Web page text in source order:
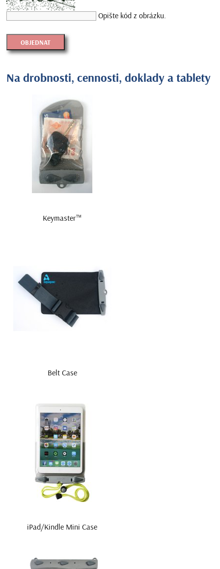
Opište kód z obrázku.
Na drobnosti, cennosti, doklady a tablety
Keymaster™
Belt Case
iPad/Kindle Mini Case